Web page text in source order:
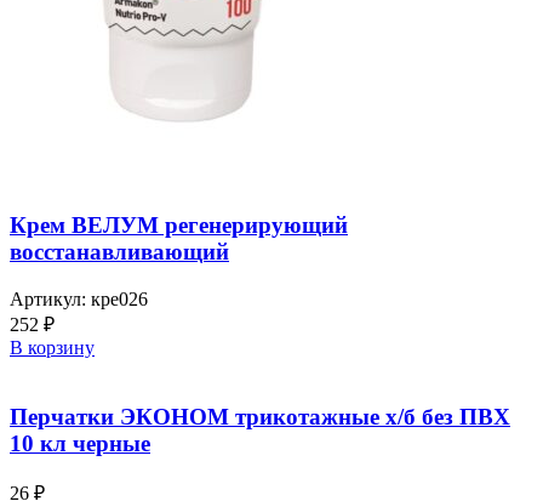
Крем ВЕЛУМ регенерирующий
восcтанавливающий
Артикул: кре026
252 ₽
В корзину
Перчатки ЭКОНОМ трикотажные х/б без ПВХ
10 кл черные
26 ₽